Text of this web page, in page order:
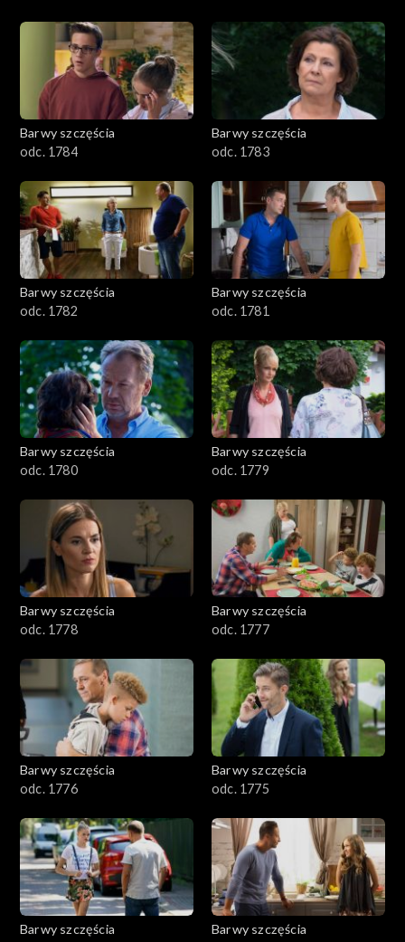
Barwy szczęścia
odc. 1784
Barwy szczęścia
odc. 1783
Barwy szczęścia
odc. 1782
Barwy szczęścia
odc. 1781
Barwy szczęścia
odc. 1780
Barwy szczęścia
odc. 1779
Barwy szczęścia
odc. 1778
Barwy szczęścia
odc. 1777
Barwy szczęścia
odc. 1776
Barwy szczęścia
odc. 1775
Barwy szczęścia
Barwy szczęścia